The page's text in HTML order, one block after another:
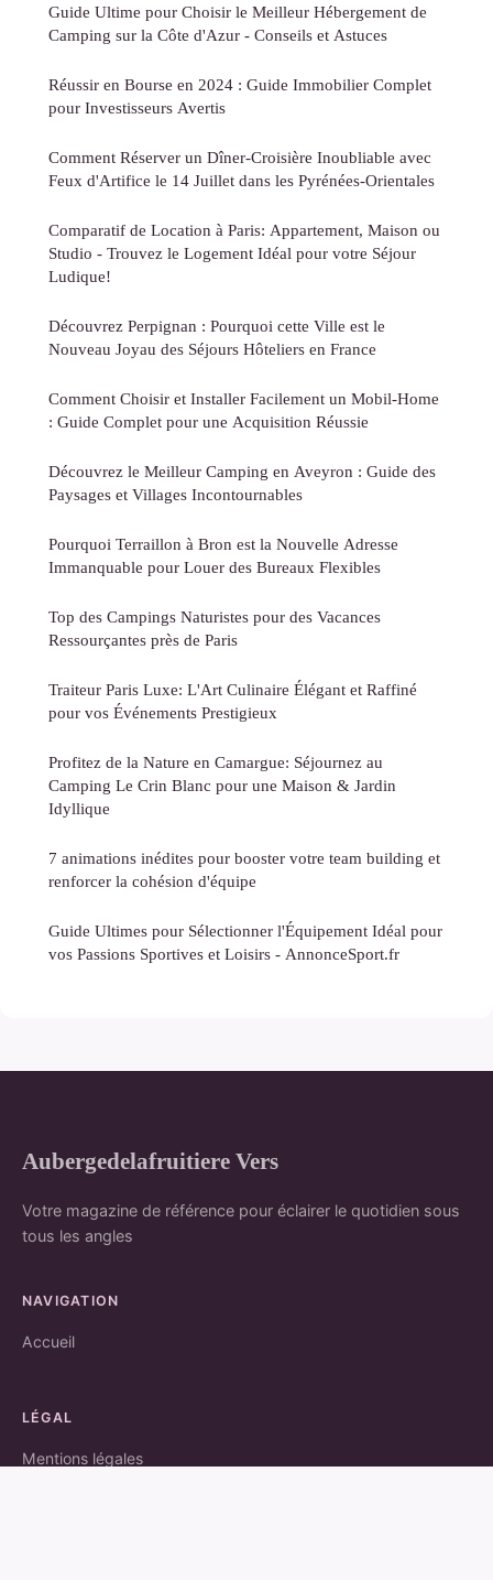
Guide Ultime pour Choisir le Meilleur Hébergement de
Camping sur la Côte d'Azur - Conseils et Astuces
Réussir en Bourse en 2024 : Guide Immobilier Complet
pour Investisseurs Avertis
Comment Réserver un Dîner-Croisière Inoubliable avec
Feux d'Artifice le 14 Juillet dans les Pyrénées-Orientales
Comparatif de Location à Paris: Appartement, Maison ou
Studio - Trouvez le Logement Idéal pour votre Séjour
Ludique!
Découvrez Perpignan : Pourquoi cette Ville est le
Nouveau Joyau des Séjours Hôteliers en France
Comment Choisir et Installer Facilement un Mobil-Home
: Guide Complet pour une Acquisition Réussie
Découvrez le Meilleur Camping en Aveyron : Guide des
Paysages et Villages Incontournables
Pourquoi Terraillon à Bron est la Nouvelle Adresse
Immanquable pour Louer des Bureaux Flexibles
Top des Campings Naturistes pour des Vacances
Ressourçantes près de Paris
Traiteur Paris Luxe: L'Art Culinaire Élégant et Raffiné
pour vos Événements Prestigieux
Profitez de la Nature en Camargue: Séjournez au
Camping Le Crin Blanc pour une Maison & Jardin
Idyllique
7 animations inédites pour booster votre team building et
renforcer la cohésion d'équipe
Guide Ultimes pour Sélectionner l'Équipement Idéal pour
vos Passions Sportives et Loisirs - AnnonceSport.fr
Aubergedelafruitiere Vers
Votre magazine de référence pour éclairer le quotidien sous
tous les angles
NAVIGATION
Accueil
LÉGAL
Mentions légales